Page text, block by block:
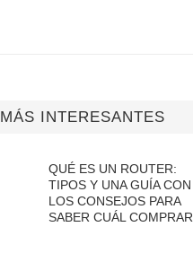
MÁS INTERESANTES
QUÉ ES UN ROUTER:
TIPOS Y UNA GUÍA CON
LOS CONSEJOS PARA
SABER CUÁL COMPRAR